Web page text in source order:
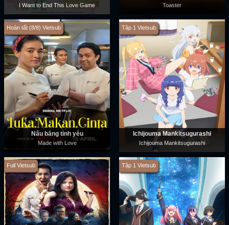
I Want to End This Love Game Toaster
Hoàn tất (8/8) Vietsub
Nấu bằng tình yêu
Made with Love
Tập 1 Vietsub
Ichijouma Mankitsugurashi
Ichijouma Mankitsugurashi
Full Vietsub Tập 1 Vietsub